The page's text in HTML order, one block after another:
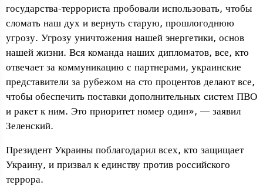
государства-террориста пробовали использовать, чтобы
сломать наш дух и вернуть старую, прошлогоднюю
угрозу. Угрозу уничтожения нашей энергетики, основ
нашей жизни. Вся команда наших дипломатов, все, кто
отвечает за коммуникацию с партнерами, украинские
представители за рубежом на сто процентов делают все,
чтобы обеспечить поставки дополнительных систем ПВО
и ракет к ним. Это приоритет номер один», — заявил
Зеленский.
Президент Украины поблагодарил всех, кто защищает
Украину, и призвал к единству против российского
террора.